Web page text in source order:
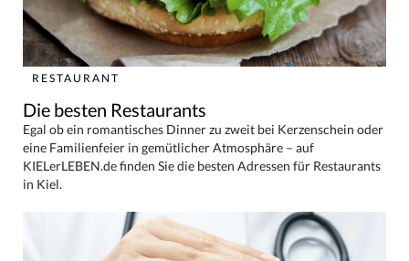
RESTAURANT
Die besten Restaurants
Egal ob ein romantisches Dinner zu zweit bei Kerzenschein oder
eine Familienfeier in gemütlicher Atmosphäre – auf
KIELerLEBEN.de finden Sie die besten Adressen für Restaurants
in Kiel.